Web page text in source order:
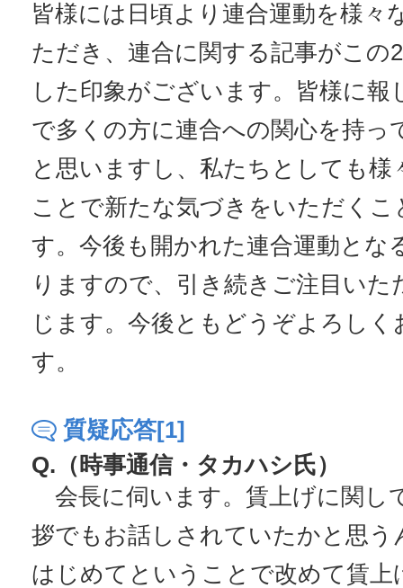
皆様には日頃より連合運動を様々
ただき、連合に関する記事がこの
した印象がございます。皆様に報
で多くの方に連合への関心を持っ
と思いますし、私たちとしても様
ことで新たな気づきをいただく
す。今後も開かれた連合運動とな
りますので、引き続きご注目いた
じます。今後ともどうぞよろし
す。
質疑応答[1]
Q.（時事通信・タカハシ氏）
会長に伺います。賃上げに関し
拶でもお話しされていたかと思う
はじめてということで改めて賃上